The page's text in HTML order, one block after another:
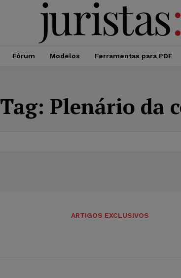
Fórum Modelos Ferramentas para PDF
Tag: Plenário da
ARTIGOS EXCLUSIVOS